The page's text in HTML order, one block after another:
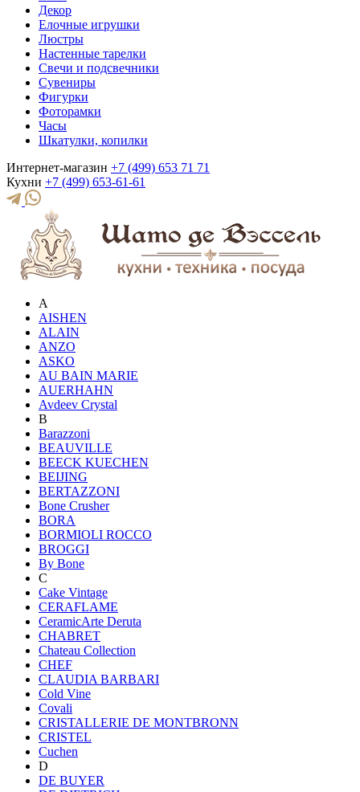
Декор
Елочные игрушки
Люстры
Настенные тарелки
Свечи и подсвечники
Сувениры
Фигурки
Фоторамки
Часы
Шкатулки, копилки
Интернет-магазин +7 (499) 653 71 71
Кухни +7 (499) 653-61-61
A
AISHEN
ALAIN
ANZO
ASKO
AU BAIN MARIE
AUERHAHN
Avdeev Crystal
B
Barazzoni
BEAUVILLE
BEECK KUECHEN
BEIJING
BERTAZZONI
Bone Crusher
BORA
BORMIOLI ROCCO
BROGGI
By Bone
C
Cake Vintage
CERAFLAME
CeramicArte Deruta
CHABRET
Chateau Collection
CHEF
CLAUDIA BARBARI
Cold Vine
Covali
CRISTALLERIE DE MONTBRONN
CRISTEL
Cuchen
D
DE BUYER